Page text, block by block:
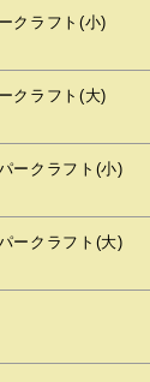
クラフト(小)
クラフト(大)
ークラフト(小)
ークラフト(大)